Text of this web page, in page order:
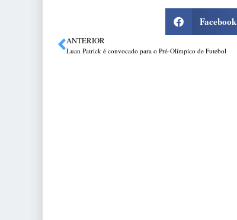
Facebook
ANTERIOR
Luan Patrick é convocado para o Pré-Olímpico de Futebol